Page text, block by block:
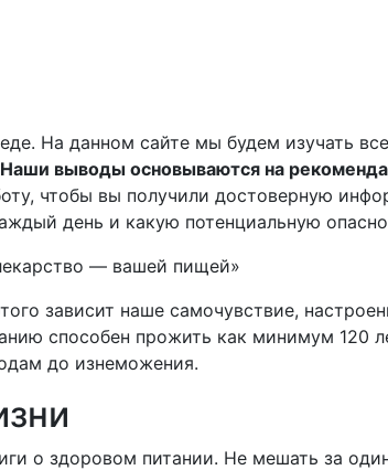
На данном сайте мы будем изучать
Наши выводы основываются на
чтобы вы получили достоверную
день и какую потенциальную
— вашей пищей»
зависит наше самочувствие,
способен прожить как минимум 120
до изнеможения.
о здоровом питании. Не мешать за